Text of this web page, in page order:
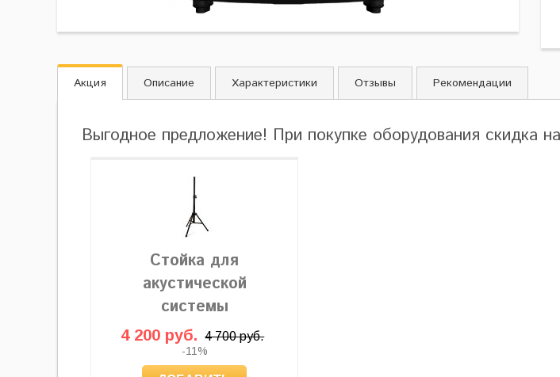
Акция Описание Характеристики Отзывы Рекомендации
Выгодное предложение! При покупке оборудования скидка
Стойка для
акустической
системы
4 200 руб. 4 700 руб.
-11%